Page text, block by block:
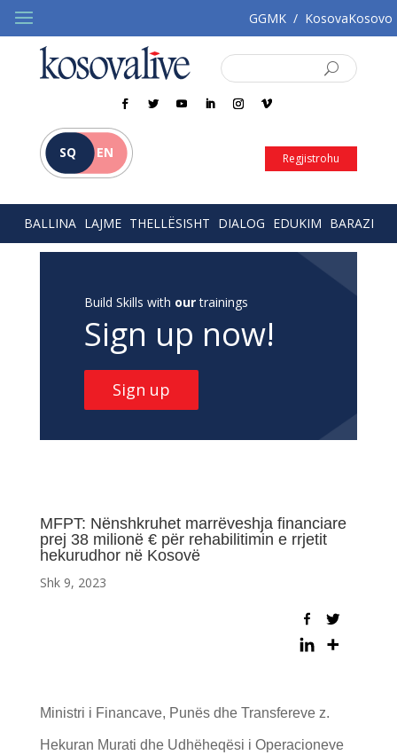
GGMK / KosovaKosovo
SQ EN Regjistrohu
BALLINA LAJME THELLËSISHT DIALOG EDUKIM BARAZI
Build Skills with ourtrainings
Sign up now!
Sign up
MFPT: Nënshkruhet marrëveshja financiare
prej 38 milionë € për rehabilitimin e rrjetit
hekurudhor në Kosovë
Shk 9, 2023
Ministri i Financave, Punës dhe Transfereve z.
Hekuran Murati dhe Udhëheqësi i Operacioneve